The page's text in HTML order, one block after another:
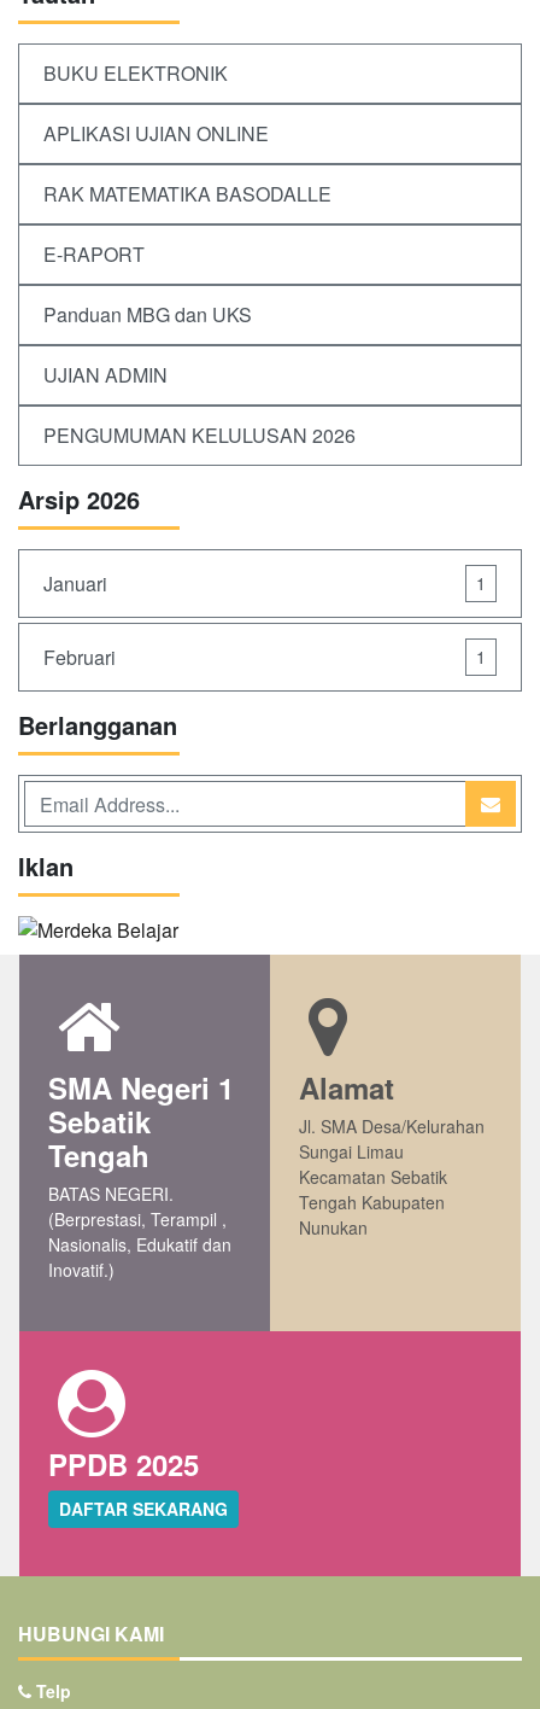
BUKU ELEKTRONIK
APLIKASI UJIAN ONLINE
RAK MATEMATIKA BASODALLE
E-RAPORT
Panduan MBG dan UKS
UJIAN ADMIN
PENGUMUMAN KELULUSAN 2026
Arsip 2026
Januari 1
Februari 1
Berlangganan
Iklan
SMA Negeri 1
Sebatik
Tengah
BATAS NEGERI.
(Berprestasi, Terampil ,
Nasionalis, Edukatif dan
Inovatif.)
Alamat
Jl. SMA Desa/Kelurahan
Sungai Limau
Kecamatan Sebatik
Tengah Kabupaten
Nunukan
PPDB 2025
DAFTAR SEKARANG
HUBUNGI KAMI
Telp